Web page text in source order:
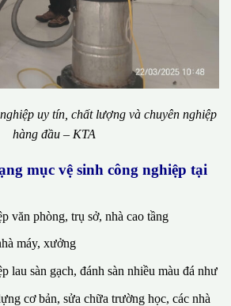
uy tín, chất lượng và chuyên nghiệp
hàng đầu – KTA
mục vệ sinh công nghiệp tại
văn phòng, trụ sở, nhà cao tầng
máy, xưởng
lau sàn gạch, đánh sàn nhiều màu đá như
cơ bản, sửa chữa trường học, các nhà